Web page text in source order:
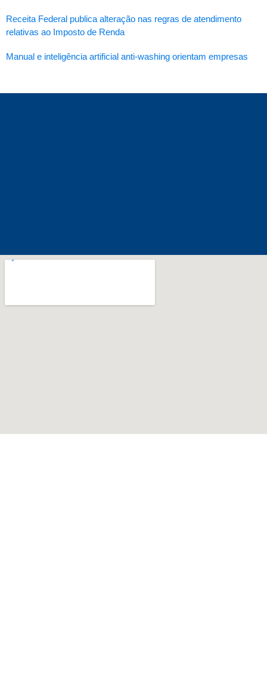
Receita Federal publica alteração nas regras de atendimento
relativas ao Imposto de Renda
Manual e inteligência artificial anti-washing orientam empresas